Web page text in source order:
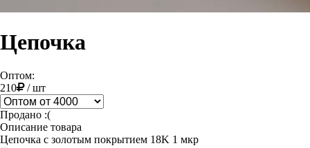
Цепочка
Оптом:
210
/шт
Продано :(
Описание товара
Цепочка с золотым покрытием 18K 1 мкр